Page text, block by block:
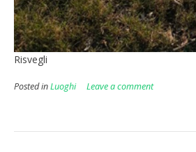
Risvegli
Posted inLuoghi Leave a comment